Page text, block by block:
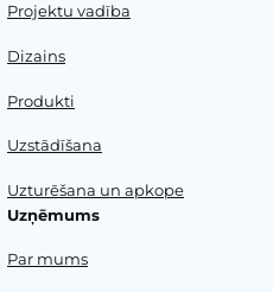
Projektu vadība
Dizains
Produkti
Uzstādīšana
Uzturēšana un apkope
Uzņēmums
Par mums